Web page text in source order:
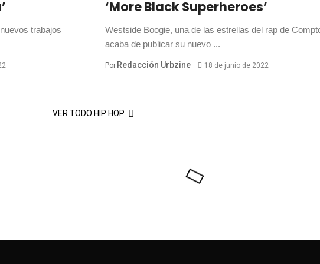
trabajos
‘More Black Superheroes’
Westside Boogie, una de las estrellas del rap de
acaba de publicar su nuevo ...
Por Redacción Urbzine 18 de junio de 2022
VER TODO HIP HOP